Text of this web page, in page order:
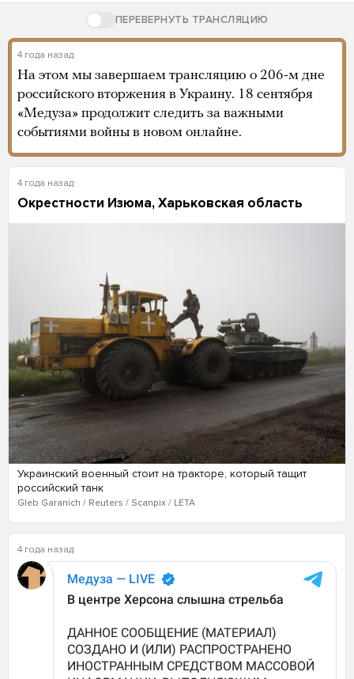
ПЕРЕВЕРНУТЬ ТРАНСЛЯЦИЮ
4 года назад
На этом мы завершаем трансляцию о 206-м дне
российского вторжения в Украину. 18 сентября
«Медуза» продолжит следить за важными
событиями войны в новом онлайне.
4 года назад
Окрестности Изюма, Харьковская область
Украинский военный стоит на тракторе, который тащит
российский танк
Gleb Garanich / Reuters / Scanpix / LETA
4 года назад